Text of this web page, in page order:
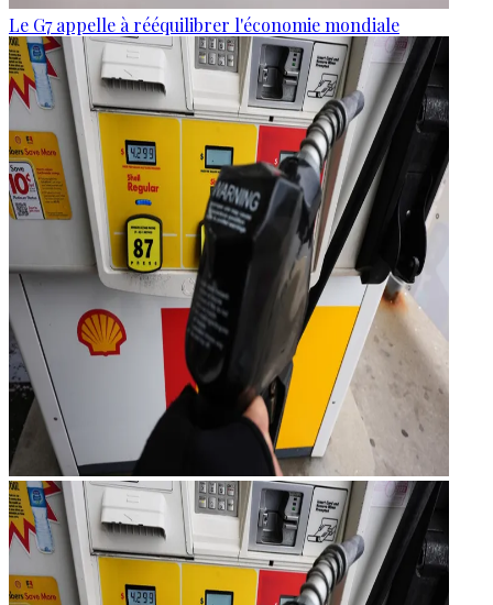
Le G7 appelle à rééquilibrer l'économie mondiale